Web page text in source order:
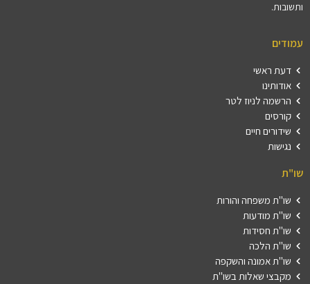
ותשובות.
עמודים
דעת ראשי
אודותינו
הרשמה לניוז לטר
קורסים
שידורים חיים
נגישות
שו"ת
שו"ת משפחה והורות
שו"ת מודעות
שו"ת חסידות
שו"ת הלכה
שו"ת אמונה והשקפה
מקבצי שאלות בשו"ת